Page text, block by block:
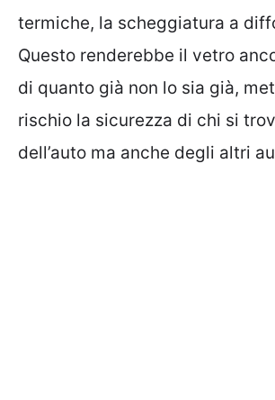
termiche, la scheggiatura a
Questo renderebbe il vetro
di quanto già non lo sia già,
rischio la sicurezza di chi si
dell’auto ma anche degli altri